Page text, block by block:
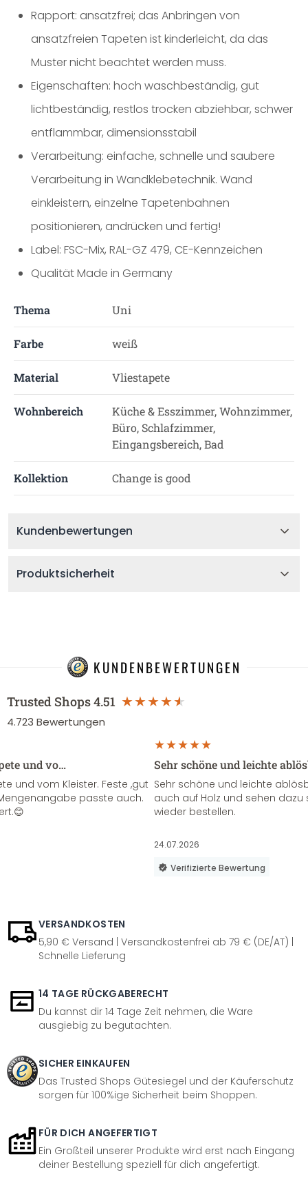
Rapport: ansatzfrei; das Anbringen von
ansatzfreien Tapeten ist kinderleicht, da das
Muster nicht beachtet werden muss.
Eigenschaften: hoch waschbeständig, gut
lichtbeständig, restlos trocken abziehbar, schwer
entflammbar, dimensionsstabil
Verarbeitung: einfache, schnelle und saubere
Verarbeitung in Wandklebetechnik. Wand
einkleistern, einzelne Tapetenbahnen
positionieren, andrücken und fertig!
Label: FSC-Mix, RAL-GZ 479, CE-Kennzeichen
Qualität Made in Germany
Thema Uni
Farbe weiß
Material Vliestapete
Wohnbereich
Küche & Esszimmer, Wohnzimmer,
Büro, Schlafzimmer,
Eingangsbereich, Bad
Kollektion Change is good
Kundenbewertungen
Produktsicherheit
KUNDENBEWERTUNGEN
Trusted Shops4.51
4.723 Bewertungen
und vo…
und vom Kleister. Feste ,gut
passte auch.
Sehr schöne und leichte
Sehr schöne und leichte
auch auf Holz und sehen
wieder bestellen.
24.07.2026
Verifizierte Bewertung
VERSANDKOSTEN
5,90 € Versand | Versandkostenfrei ab 79 € (DE/AT) |
Schnelle Lieferung
14 TAGE RÜCKGABERECHT
Du kannst dir 14 Tage Zeit nehmen, die Ware
ausgiebig zu begutachten.
SICHER EINKAUFEN
Das Trusted Shops Gütesiegel und der Käuferschutz
sorgen für 100%ige Sicherheit beim Shoppen.
FÜR DICH ANGEFERTIGT
Ein Großteil unserer Produkte wird erst nach Eingang
deiner Bestellung speziell für dich angefertigt.